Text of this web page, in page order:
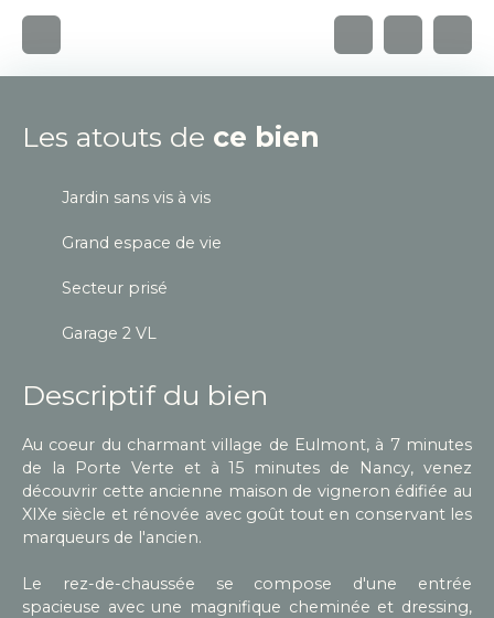
Les atouts de ce bien
Jardin sans vis à vis
Grand espace de vie
Secteur prisé
Garage 2 VL
Descriptif du bien
Au coeur du charmant village de Eulmont, à 7 minutes
de la Porte Verte et à 15 minutes de Nancy, venez
découvrir cette ancienne maison de vigneron édifiée au
XIXe siècle et rénovée avec goût tout en conservant les
marqueurs de l'ancien.
Le rez-de-chaussée se compose d'une entrée
spacieuse avec une magnifique cheminée et dressing,